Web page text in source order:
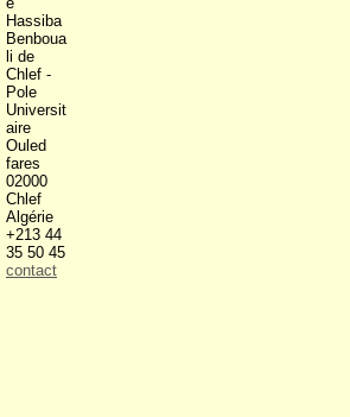
Hassiba
Benboua
li de
Chlef -
Pole
Universit
aire
Ouled
fares
02000
Chlef
Algérie
+213 44
35 50 45
contact